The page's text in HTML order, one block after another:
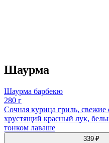
Шаурма
Шаурма барбекю
280 г
Сочная курица гриль, свежие
хрустящий красный лук,
тонком лаваше
339 ₽